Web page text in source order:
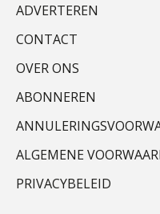
ADVERTEREN
CONTACT
OVER ONS
ABONNEREN
ALGEMENE
PRIVACYBELEID